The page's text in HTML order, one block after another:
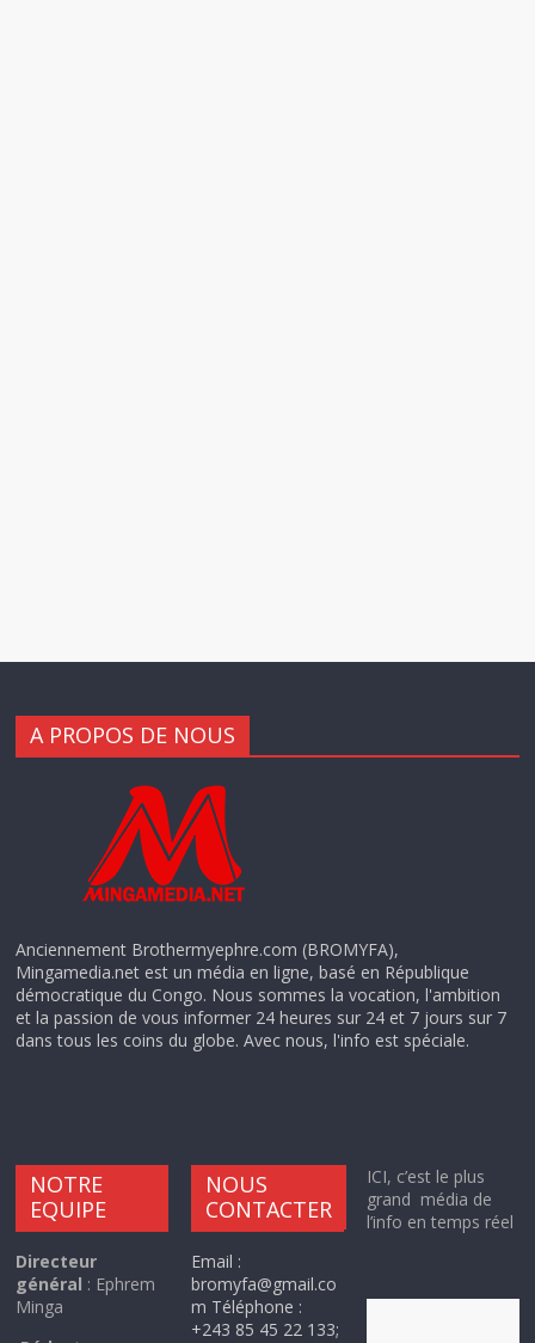
A PROPOS DE NOUS
Anciennement Brothermyephre.com (BROMYFA),
Mingamedia.net est un média en ligne, basé en République
démocratique du Congo. Nous sommes la vocation, l'ambition
et la passion de vous informer 24 heures sur 24 et 7 jours sur 7
dans tous les coins du globe. Avec nous, l'info est spéciale.
NOTRE
EQUIPE
Directeur
général : Ephrem
Minga
NOUS
CONTACTER
Email :
bromyfa@gmail.co
m Téléphone :
+243 85 45 22 133;
ICI, c’est le plus
grand média de
l’info en temps réel